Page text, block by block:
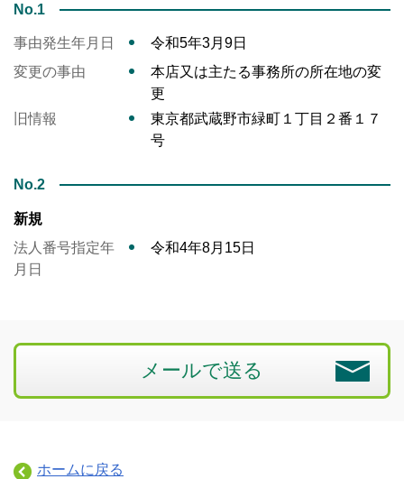
No.1
事由発生年月日
令和5年3月9日
変更の事由
本店又は主たる事務所の所在地の変
更
旧情報
東京都武蔵野市緑町１丁目２番１７
号
No.2
新規
法人番号指定年
月日
令和4年8月15日
メールで送る
ホームに戻る